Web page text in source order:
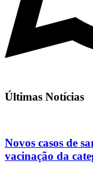
Últimas Notícias
Novos casos de
vacinação da